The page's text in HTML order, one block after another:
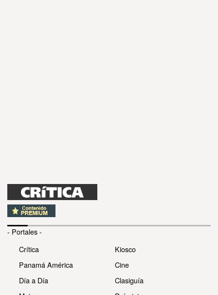
- Portales -
Crítica
Panamá América
Día a Día
Kiosco
Cine
Clasiguía